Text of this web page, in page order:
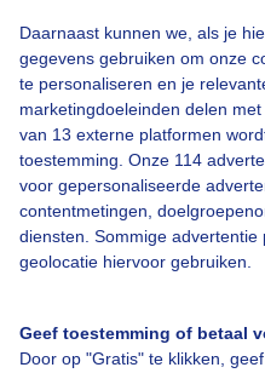
Daarnaast kunnen we, als je
gegevens gebruiken om onze
te personaliseren en je
marketingdoeleinden delen
van 13 externe platformen
toestemming. Onze 114
voor gepersonaliseerde
contentmetingen,
diensten. Sommige
geolocatie hiervoor gebruiken.
Geef toestemming of betaal
Door op "Gratis" te klikken,
Een
Over Buienradar
Veelgestelde vragen